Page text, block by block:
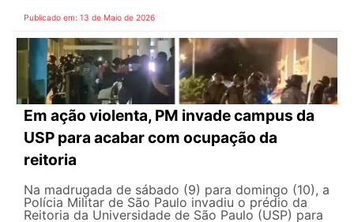
Publicado em: 13 de Maio de 2026
Em ação violenta, PM invade campus da
USP para acabar com ocupação da
reitoria
Na madrugada de sábado (9) para domingo (10), a
Polícia Militar de São Paulo invadiu o prédio da
Reitoria da Universidade de São Paulo (USP) para